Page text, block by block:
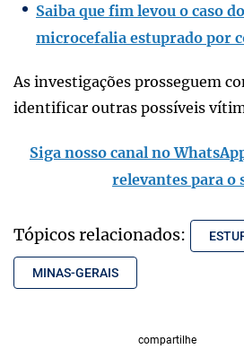
Saiba que fim levou o caso
microcefalia estuprado por
As investigações prosseguem
identificar outras possíveis
Siga nosso canal no
relevantes para o
Tópicos relacionados:
MINAS-GERAIS
compartilhe